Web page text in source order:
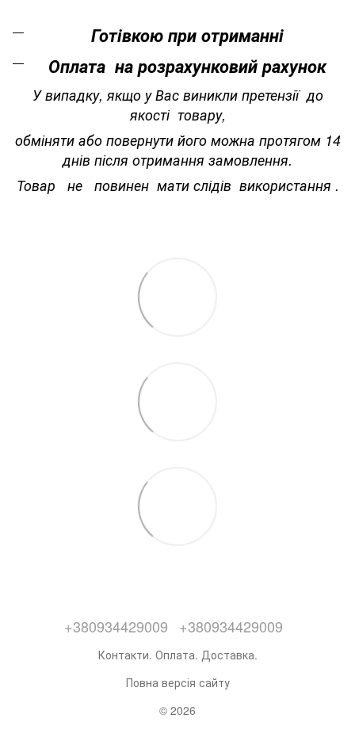
Готівкою при отриманні
Оплата на розрахунковий рахунок
У випадку, якщо у Вас виникли претензії до
якості товару,
обміняти або повернути його можна протягом 14
днів після отримання замовлення.
Товар не повинен мати слідів використання .
+380934429009 +380934429009
Контакти. Оплата. Доставка.
Повна версія сайту
© 2026